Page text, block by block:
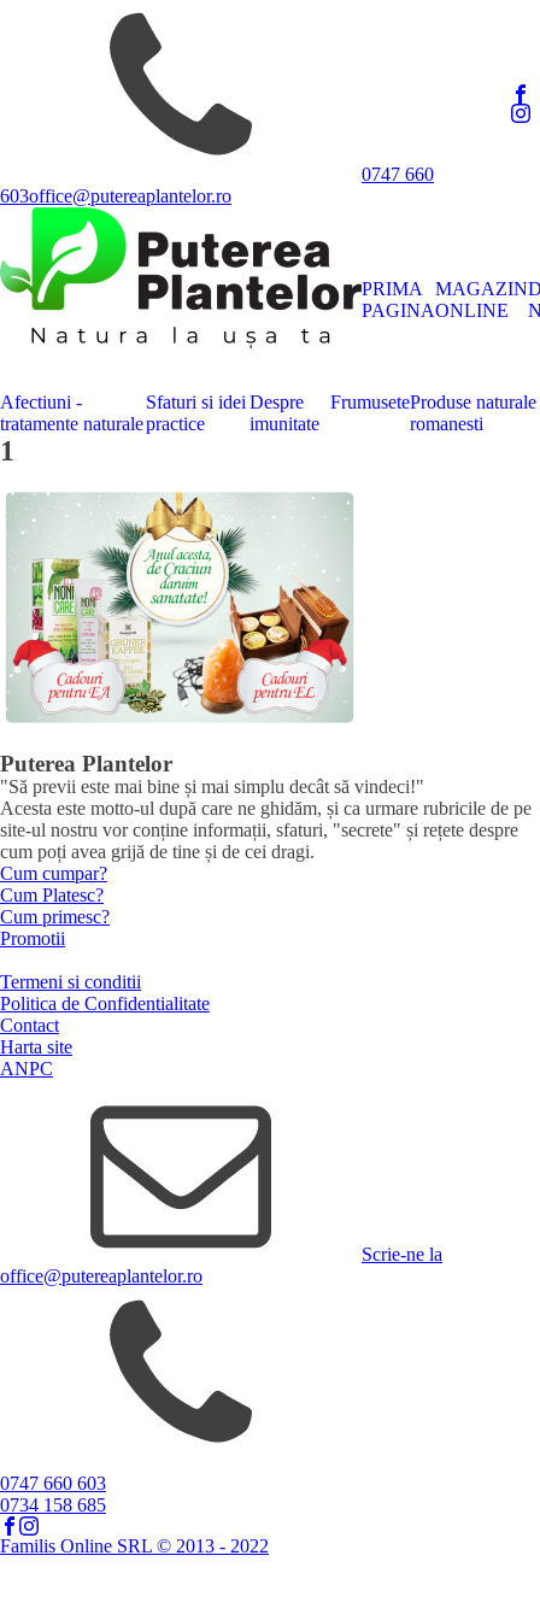
0747 660
603office@putereaplantelor.ro
PRIMA
PAGINA
MAGAZIN
ONLINE
Afectiuni -
tratamente naturale
Sfaturi si idei
practice
Despre
imunitate
FrumuseteProduse naturale
romanesti
1
Puterea Plantelor
"Să previi este mai bine și mai simplu decât să vindeci!"
Acesta este motto-ul după care ne ghidăm, și ca urmare rubricile de pe
site-ul nostru vor conține informații, sfaturi, "secrete" și rețete despre
cum poți avea grijă de tine și de cei dragi.
Cum cumpar?
Cum Platesc?
Cum primesc?
Promotii
Termeni si conditii
Politica de Confidentialitate
Contact
Harta site
ANPC
Scrie-ne la
office@putereaplantelor.ro
0747 660 603
0734 158 685
Familis Online SRL © 2013 - 2022